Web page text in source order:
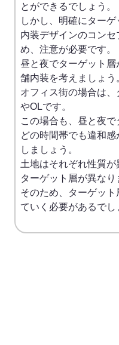
とができるでしょう。
しかし、明確にター
内装デザインのコン
め、注意が必要です。
昼と夜でターゲット
舗内装を考えましょう
オフィス街の場合は
やOLです。
この場合も、昼と夜で
どの時間帯でも違和
しましょう。
土地はそれぞれ性質
ターゲット層が異なり
そのため、ターゲッ
ていく必要があるでし